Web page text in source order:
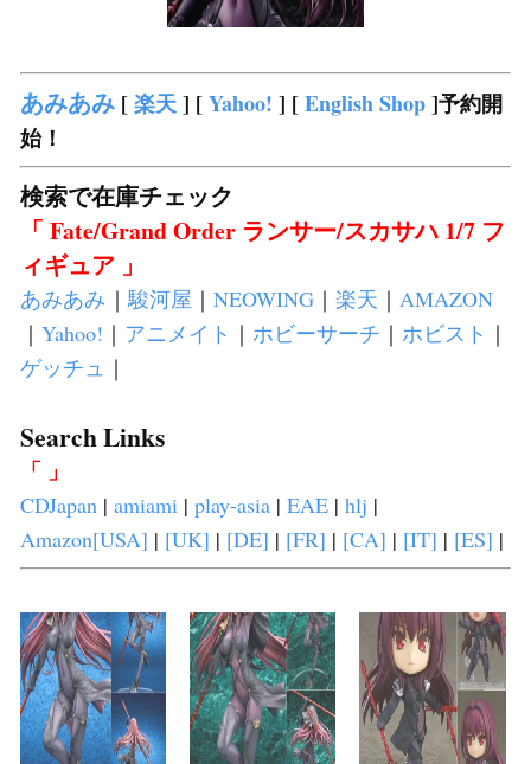
あみあみ [楽天] [Yahoo! ] [English Shop]予約開
始！
検索で在庫チェック
「 Fate/Grand Order ランサー/スカサハ 1/7 フ
ィギュア 」
あみあみ ｜駿河屋 ｜ NEOWING ｜ 楽天 ｜ AMAZON
｜ Yahoo! ｜ アニメイト ｜ ホビーサーチ ｜ ホビスト ｜
ゲッチュ ｜
Search Links
「 」
CDJapan | amiami | play-asia | EAE | hlj |
Amazon[USA] | [UK] | [DE] | [FR] | [CA] | [IT] | [ES] |